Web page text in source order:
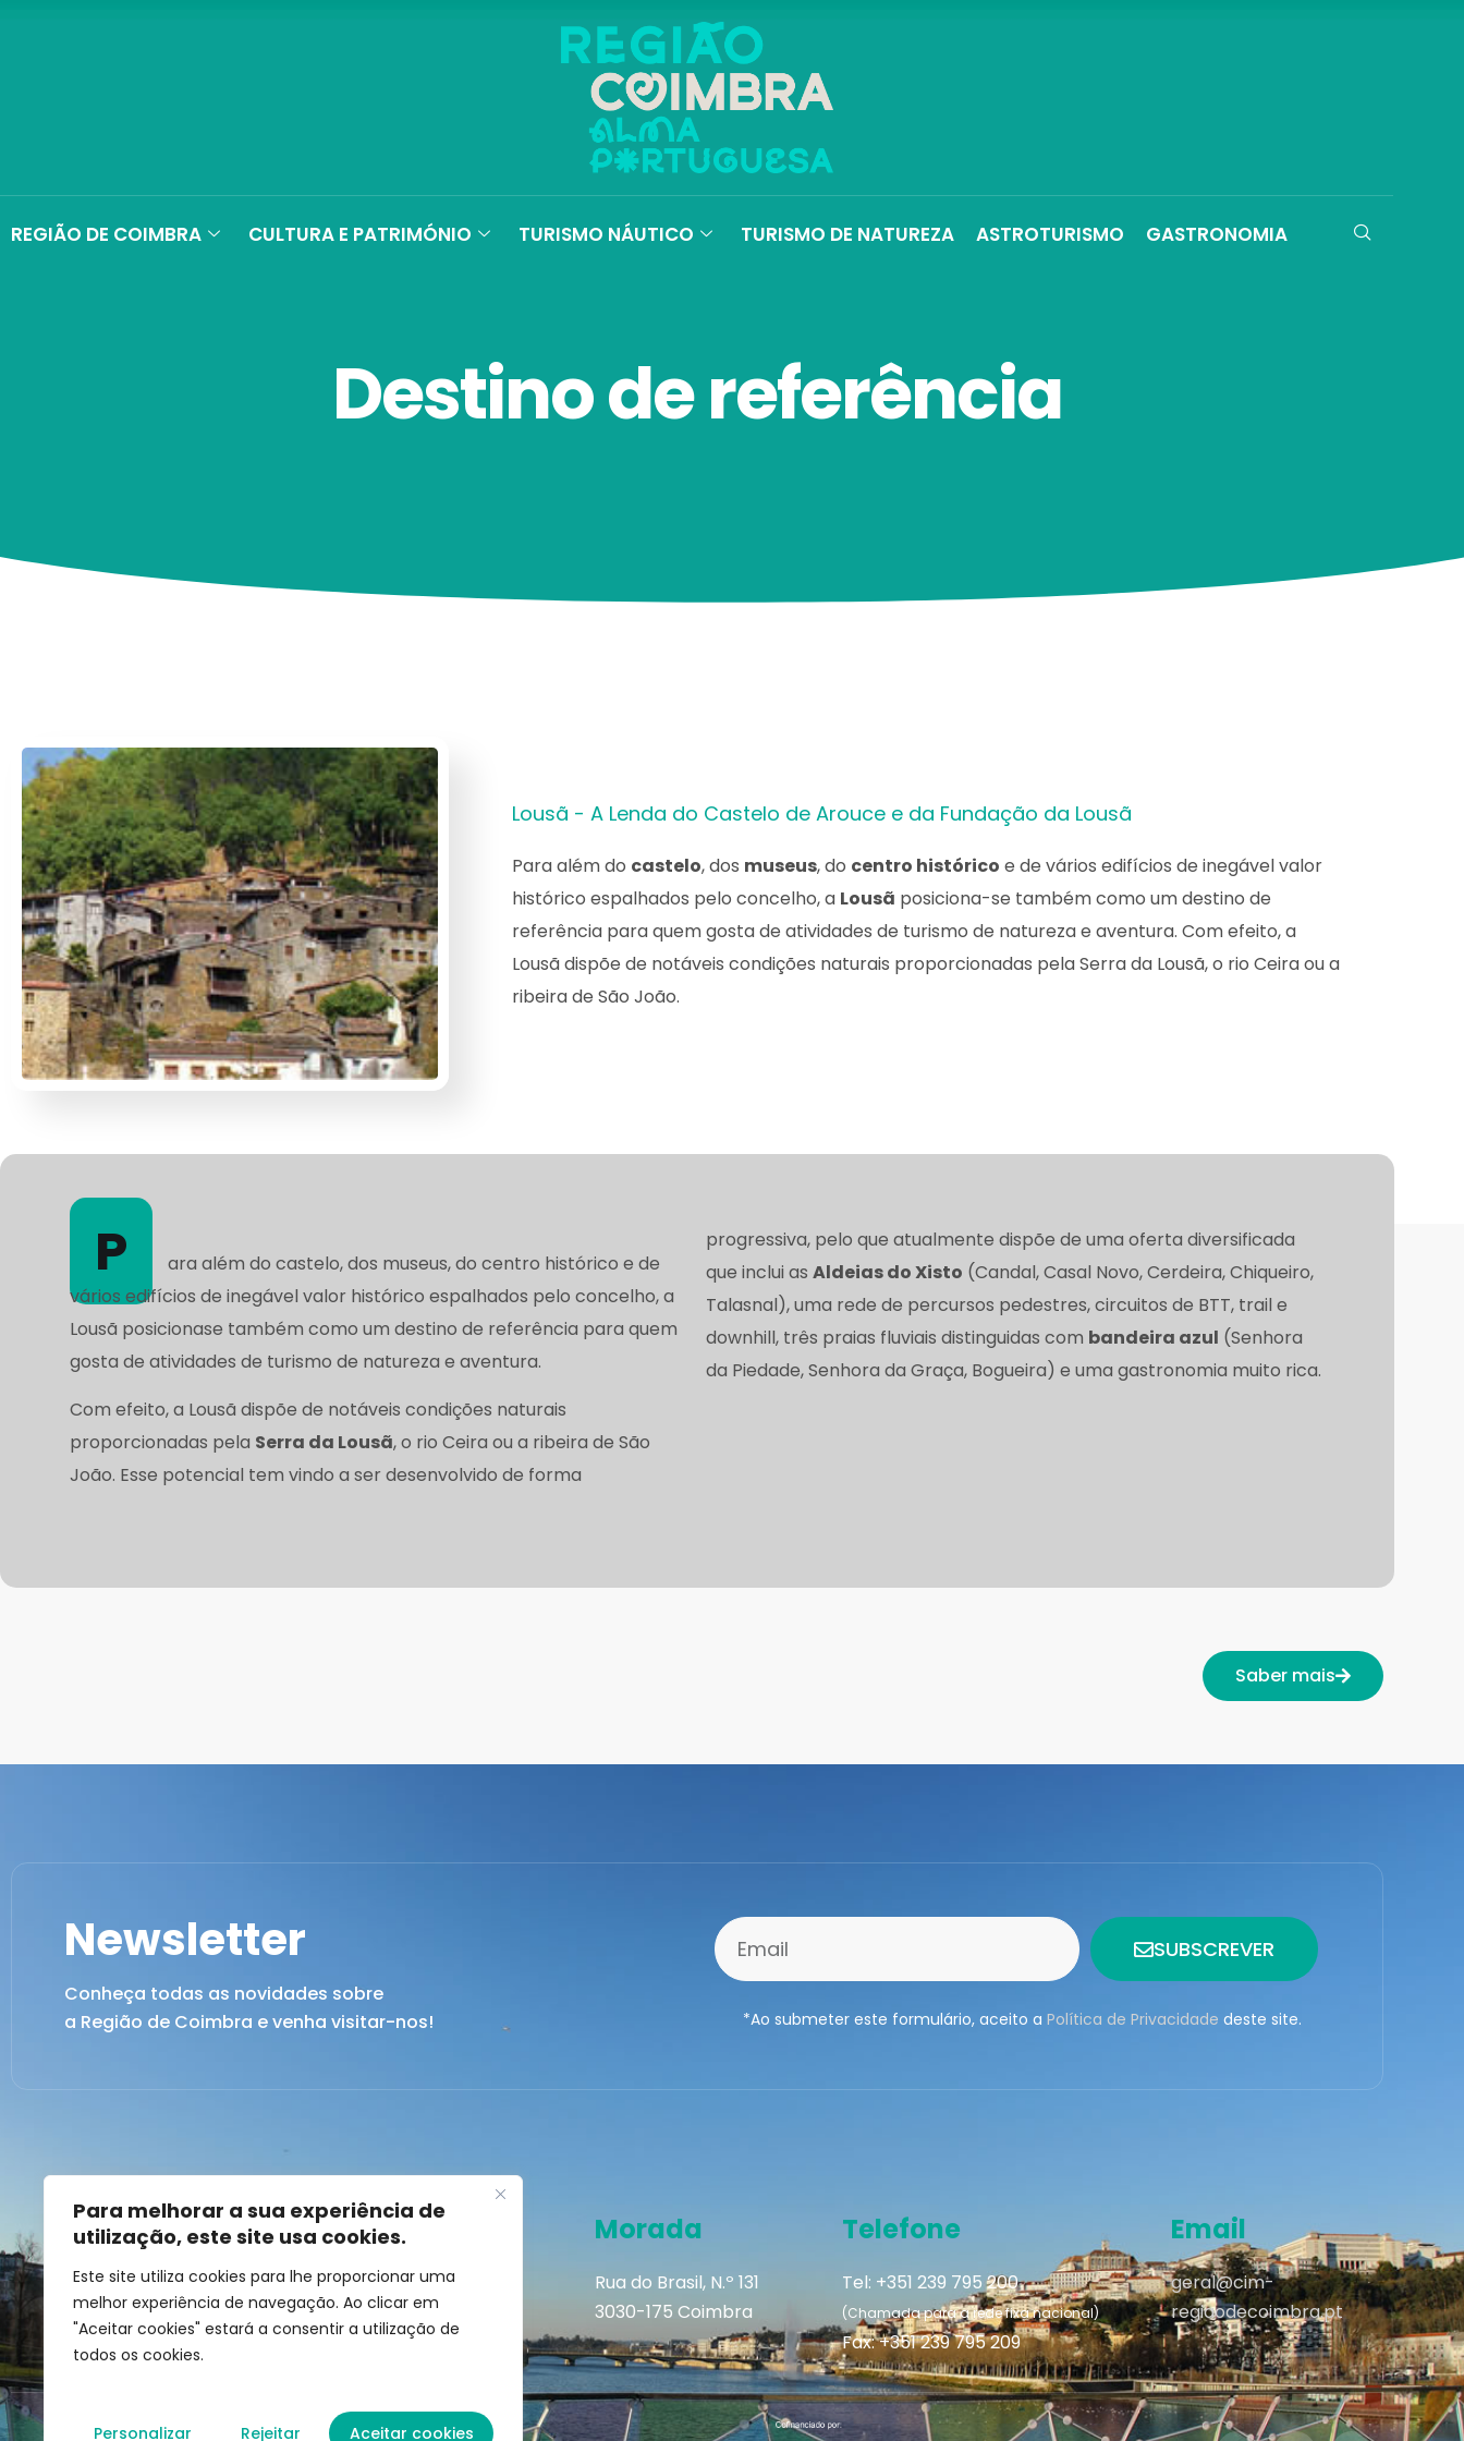
Para melhorar a sua experiência de
utilização, este site usa cookies.
Este site utiliza cookies para lhe proporcionar uma
melhor experiência de navegação. Ao clicar em
"Aceitar cookies" estará a consentir a utilização de
todos os cookies.
Personalizar Rejeitar Aceitar cookies
REGIÃO DE COIMBRA CULTURA E PATRIMÓNIO TURISMO NÁUTICO TURISMO DE NATUREZA ASTROTURISMO GASTRONOMIA
Destino de referência
Lousã - A Lenda do Castelo de Arouce e da Fundação da Lousã
Para além do castelo, dos museus, do centro histórico e de vários edifícios de inegável valor
histórico espalhados pelo concelho, a Lousã posiciona-se também como um destino de
referência para quem gosta de atividades de turismo de natureza e aventura. Com efeito, a
Lousã dispõe de notáveis condições naturais proporcionadas pela Serra da Lousã, o rio Ceira ou a
ribeira de São João.
P
ara além do castelo, dos museus, do centro histórico e de
vários edifícios de inegável valor histórico espalhados pelo concelho, a
Lousã posicionase também como um destino de referência para quem
gosta de atividades de turismo de natureza e aventura.
Com efeito, a Lousã dispõe de notáveis condições naturais
proporcionadas pela Serra da Lousã, o rio Ceira ou a ribeira de São
João. Esse potencial tem vindo a ser desenvolvido de forma
progressiva, pelo que atualmente dispõe de uma oferta diversificada
que inclui as Aldeias do Xisto (Candal, Casal Novo, Cerdeira, Chiqueiro,
Talasnal), uma rede de percursos pedestres, circuitos de BTT, trail e
downhill, três praias fluviais distinguidas com bandeira azul (Senhora
da Piedade, Senhora da Graça, Bogueira) e uma gastronomia muito rica.
Saber mais
Newsletter
Conheça todas as novidades sobre
a Região de Coimbra e venha visitar-nos!
SUBSCREVER
*Ao submeter este formulário, aceito a Política de Privacidade deste site.
Morada
Rua do Brasil, N.º 131
3030-175 Coimbra
Telefone
Tel: +351 239 795 200
(Chamada para a rede fixa nacional)
Fax: +351 239 795 209
Email
geral@cim-
regiaodecoimbra.pt